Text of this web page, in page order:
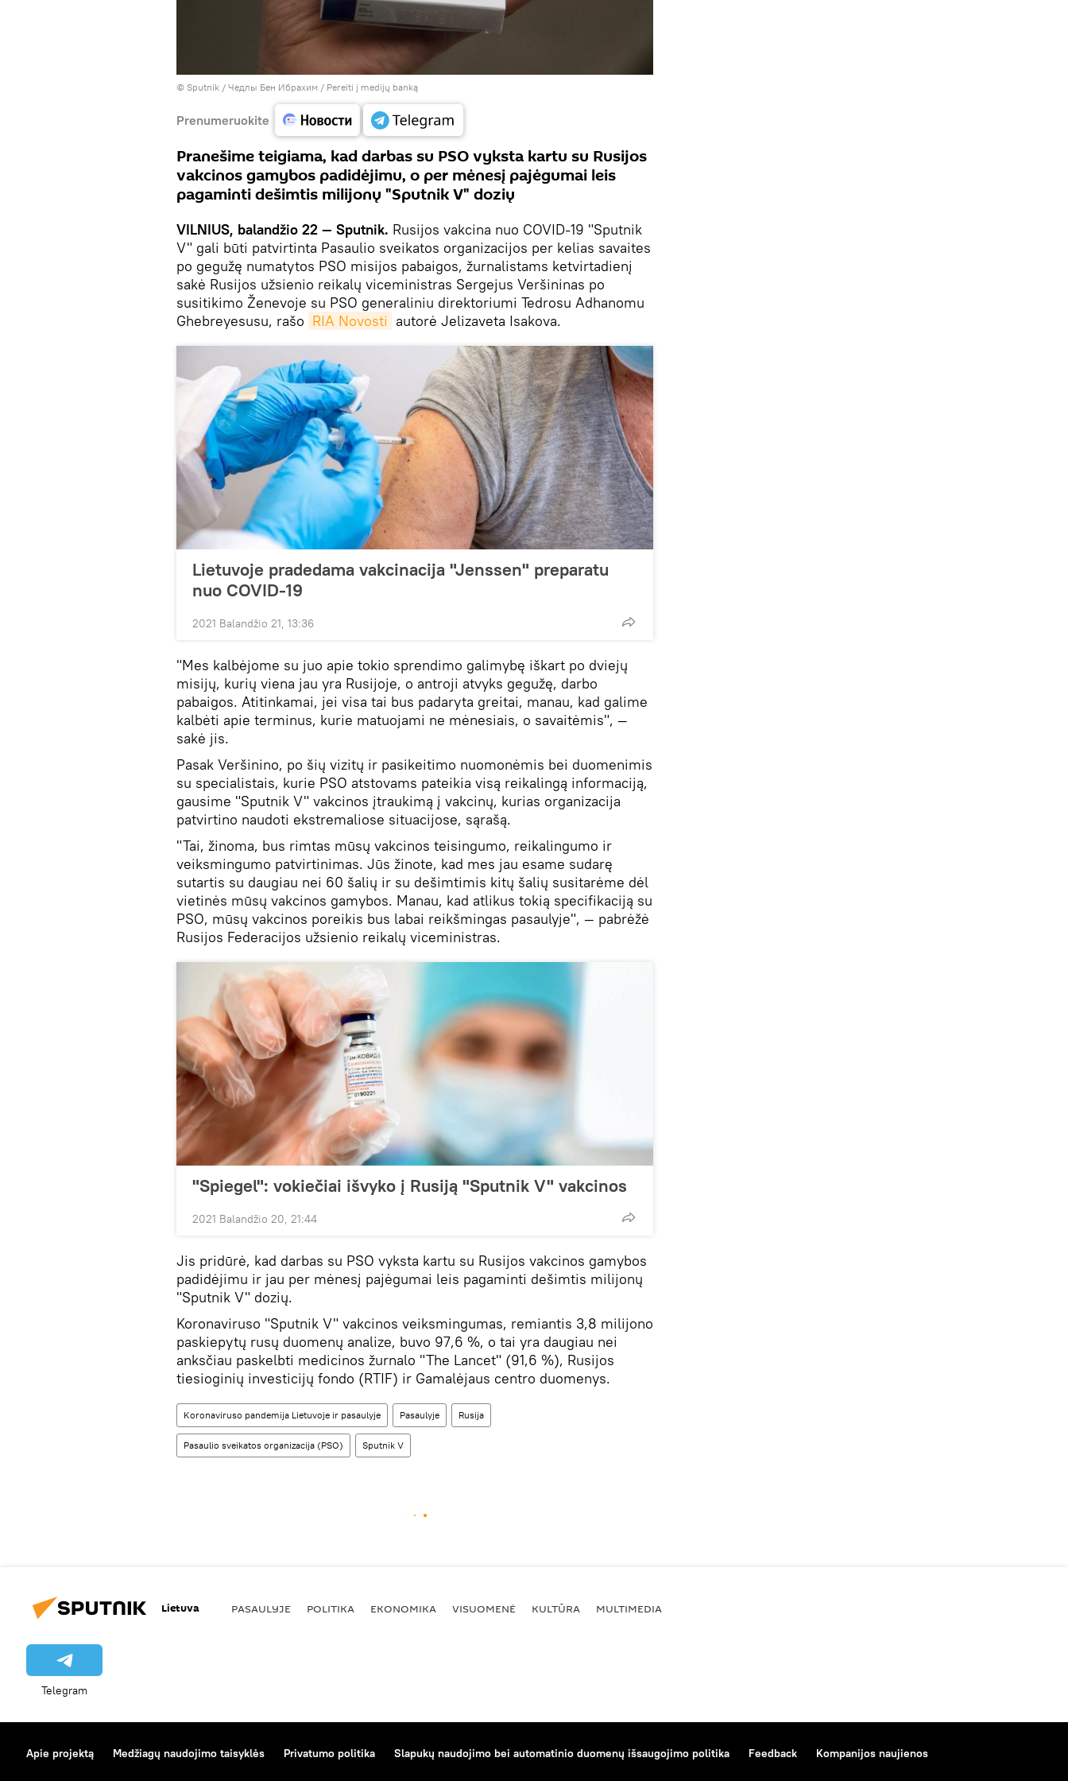
© Sputnik / Чедлы Бен Ибрахим / Pereiti į medijų banką
Prenumeruokite
Pranešime teigiama, kad darbas su PSO vyksta kartu su Rusijos
vakcinos gamybos padidėjimu, o per mėnesį pajėgumai leis
pagaminti dešimtis milijonų "Sputnik V" dozių
VILNIUS, balandžio 22 — Sputnik. Rusijos vakcina nuo COVID-19 "Sputnik
V" gali būti patvirtinta Pasaulio sveikatos organizacijos per kelias savaites
po gegužę numatytos PSO misijos pabaigos, žurnalistams ketvirtadienį
sakė Rusijos užsienio reikalų viceministras Sergejus Veršininas po
susitikimo Ženevoje su PSO generaliniu direktoriumi Tedrosu Adhanomu
Ghebreyesusu, rašo RIA Novosti autorė Jelizaveta Isakova.
Lietuvoje pradedama vakcinacija "Jenssen" preparatu
nuo COVID-19
2021 Balandžio 21, 13:36
"Mes kalbėjome su juo apie tokio sprendimo galimybę iškart po dviejų
misijų, kurių viena jau yra Rusijoje, o antroji atvyks gegužę, darbo
pabaigos. Atitinkamai, jei visa tai bus padaryta greitai, manau, kad galime
kalbėti apie terminus, kurie matuojami ne mėnesiais, o savaitėmis", —
sakė jis.
Pasak Veršinino, po šių vizitų ir pasikeitimo nuomonėmis bei duomenimis
su specialistais, kurie PSO atstovams pateikia visą reikalingą informaciją,
gausime "Sputnik V" vakcinos įtraukimą į vakcinų, kurias organizacija
patvirtino naudoti ekstremaliose situacijose, sąrašą.
"Tai, žinoma, bus rimtas mūsų vakcinos teisingumo, reikalingumo ir
veiksmingumo patvirtinimas. Jūs žinote, kad mes jau esame sudarę
sutartis su daugiau nei 60 šalių ir su dešimtimis kitų šalių susitarėme dėl
vietinės mūsų vakcinos gamybos. Manau, kad atlikus tokią specifikaciją su
PSO, mūsų vakcinos poreikis bus labai reikšmingas pasaulyje", — pabrėžė
Rusijos Federacijos užsienio reikalų viceministras.
"Spiegel": vokiečiai išvyko į Rusiją "Sputnik V" vakcinos
2021 Balandžio 20, 21:44
Jis pridūrė, kad darbas su PSO vyksta kartu su Rusijos vakcinos gamybos
padidėjimu ir jau per mėnesį pajėgumai leis pagaminti dešimtis milijonų
"Sputnik V" dozių.
Koronaviruso "Sputnik V" vakcinos veiksmingumas, remiantis 3,8 milijono
paskiepytų rusų duomenų analize, buvo 97,6 %, o tai yra daugiau nei
anksčiau paskelbti medicinos žurnalo "The Lancet" (91,6 %), Rusijos
tiesioginių investicijų fondo (RTIF) ir Gamalėjaus centro duomenys.
Koronaviruso pandemija Lietuvoje ir pasaulyje Pasaulyje Rusija
Pasaulio sveikatos organizacija (PSO) Sputnik V
Lietuva PASAULYJE POLITIKA EKONOMIKA VISUOMENĖ KULTŪRA MULTIMEDIA
Telegram
Apie projektą Medžiagų naudojimo taisyklės Privatumo politika Slapukų naudojimo bei automatinio duomenų išsaugojimo politika Feedback Kompanijos naujienos